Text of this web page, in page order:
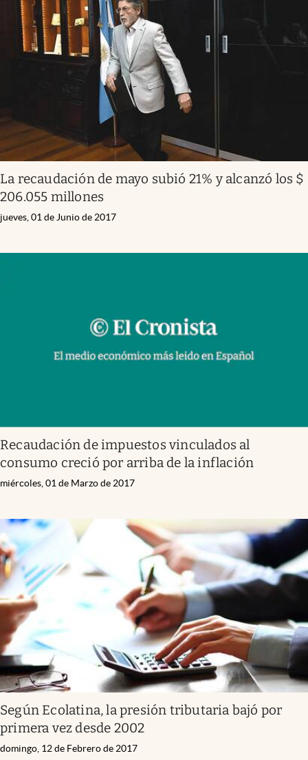
La recaudación de mayo subió 21% y alcanzó los $
206.055 millones
jueves, 01 de Junio de 2017
Recaudación de impuestos vinculados al
consumo creció por arriba de la inflación
miércoles, 01 de Marzo de 2017
Según Ecolatina, la presión tributaria bajó por
primera vez desde 2002
domingo, 12 de Febrero de 2017